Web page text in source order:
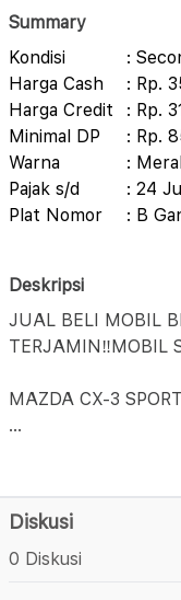
Summary
Kondisi
:
Harga Cash
: Rp.
Harga Credit
: Rp.
Minimal DP
: Rp.
Warna
:
Pajak s/d
: 24
Plat Nomor
: B
Deskripsi
JUAL BELI MOBIL
TERJAMIN‼️MOBIL
MAZDA CX-3
...
Diskusi
0 Diskusi